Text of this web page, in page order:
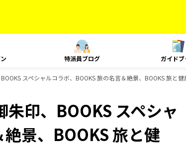
特派員ブログ ガイドブ
スペシャルコラボ、BOOKS 旅の名言＆絶景、BOOKS 旅と
印、BOOKS スペシャ
景、BOOKS 旅と健